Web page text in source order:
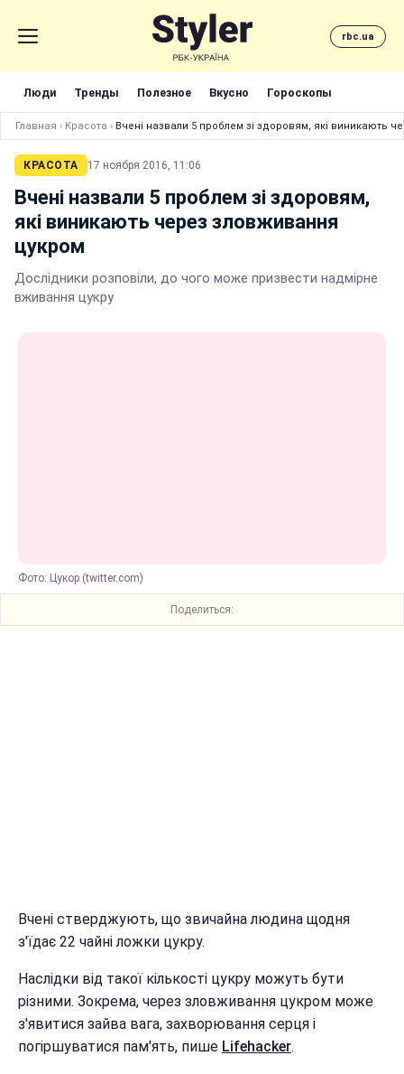
rbc.ua
Люди Тренды Полезное Вкусно Гороскопы
Главная › Красота › Вчені назвали 5 проблем зі здоровям, які виникають
КРАСОТА 17 ноября 2016, 11:06
Вчені назвали 5 проблем зі здоровям,
які виникають через зловживання
цукром
Дослідники розповіли, до чого може призвести надмірне
вживання цукру
Фото: Цукор (twitter.com)
Поделиться:
Вчені стверджують, що звичайна людина щодня
з'їдає 22 чайні ложки цукру.
Наслідки від такої кількості цукру можуть бути
різними. Зокрема, через зловживання цукром може
з'явитися зайва вага, захворювання серця і
погіршуватися пам'ять, пише Lifehacker.